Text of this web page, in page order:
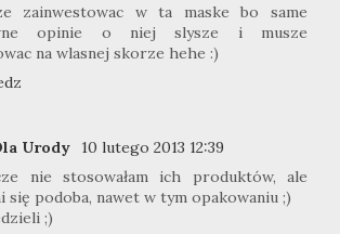
zainwestowac w ta maske bo same
opinie o niej slysze i musze
na wlasnej skorze hehe :)
Urody
10 lutego 2013 12:39
nie stosowałam ich produktów, ale
się podoba, nawet w tym opakowaniu ;)
;)